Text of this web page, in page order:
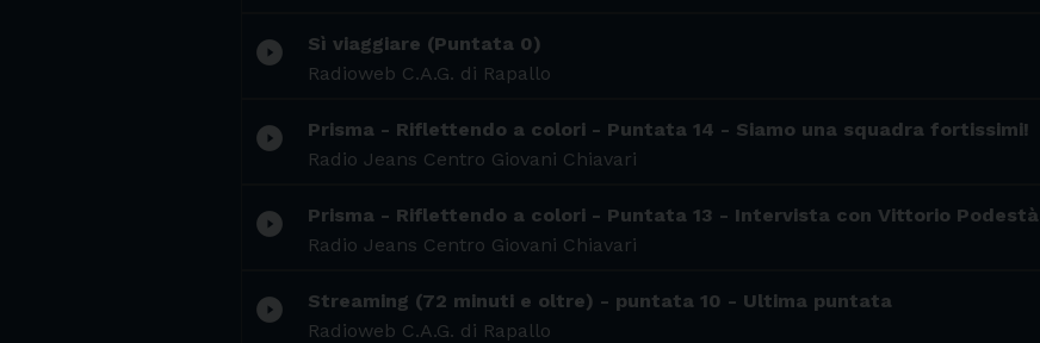
play_circle_filled
Sì viaggiare (Puntata 0)
Radioweb C.A.G. di Rapallo
play_circle_filled
Prisma - Riflettendo a colori - Puntata 14 - Siamo una squadra fortissimi!
Radio Jeans Centro Giovani Chiavari
play_circle_filled
Prisma - Riflettendo a colori - Puntata 13 - Intervista con Vittorio Podestà
Radio Jeans Centro Giovani Chiavari
play_circle_filled
Streaming (72 minuti e oltre) - puntata 10 - Ultima puntata
Radioweb C.A.G. di Rapallo